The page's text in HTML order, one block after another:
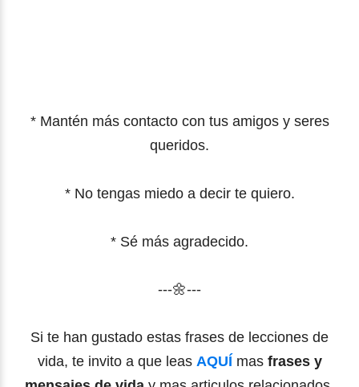
* Mantén más contacto con tus amigos y seres
queridos.
* No tengas miedo a decir te quiero.
* Sé más agradecido.
---🌼---
Si te han gustado estas frases de lecciones de
vida, te invito a que leas AQUÍ mas frases y